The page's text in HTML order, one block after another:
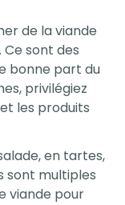
de la viande
Ce sont des
bonne part du
privilégiez
les produits
en tartes,
sont multiples
viande pour